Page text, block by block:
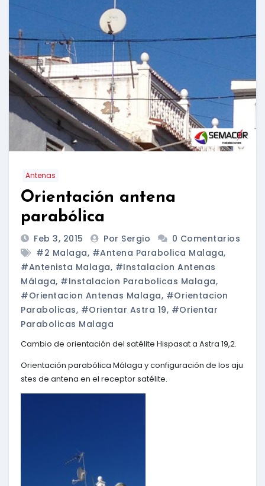
Antenas
Orientación antena
parabólica
Feb 3, 2015 Por Sergio
0 Comentarios
#2 Malaga, #antena Parabolica Malaga,
#antenista Malaga, #instalacion Antenas
Málaga, #instalacion Parabolicas Malaga,
#orientacion Antenas Malaga, #orientacion
Parabolicas, #orientar Astra 19, #orientar
Parabolicas Malaga
Cambio de orientación del satélite Hispasat a Astra 19,2.
Orientación parabólica Málaga y configuración de los aju
stes de antena en el receptor satélite.